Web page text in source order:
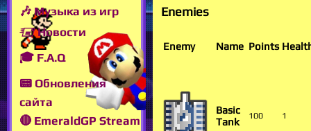
🎶 Музыка из игр
🖅 Новости
🎓 F.A.Q
📟 Обновления
сайта
🔴 EmeraldGP Stream
Enemies
Enemy Name Points
Basic
Tank
100 1